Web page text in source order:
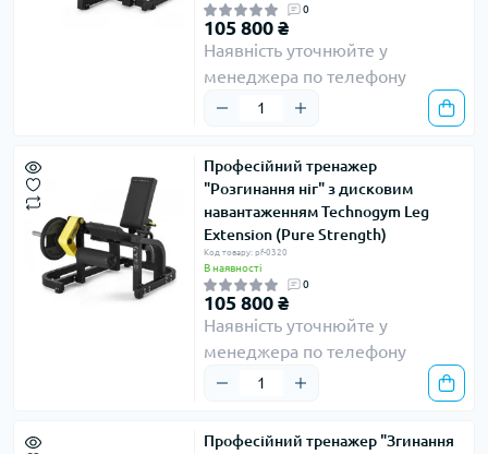
0
105 800 ₴
Наявність уточнюйте у
менеджера по телефону
Професійний тренажер
"Розгинання ніг" з дисковим
навантаженням Technogym Leg
Extension (Pure Strength)
Код товару: pf-0320
В наявності
0
105 800 ₴
Наявність уточнюйте у
менеджера по телефону
Професійний тренажер "Згинання